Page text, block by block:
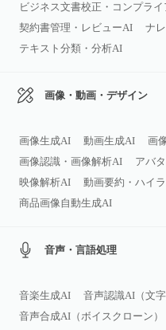
ビジネス文書校正・コンプラ
契約書管理・レビューAI
ナ
テキスト分類・分析AI
画像・動画・デザイン
画像生成AI 動画生成AI
画
画像認識・画像解析AI
アバ
映像解析AI
動画要約・ハイ
商品画像自動生成AI
音声・言語処理
音楽生成AI 音声認識AI（文字
音声合成AI（ボイスクローン）